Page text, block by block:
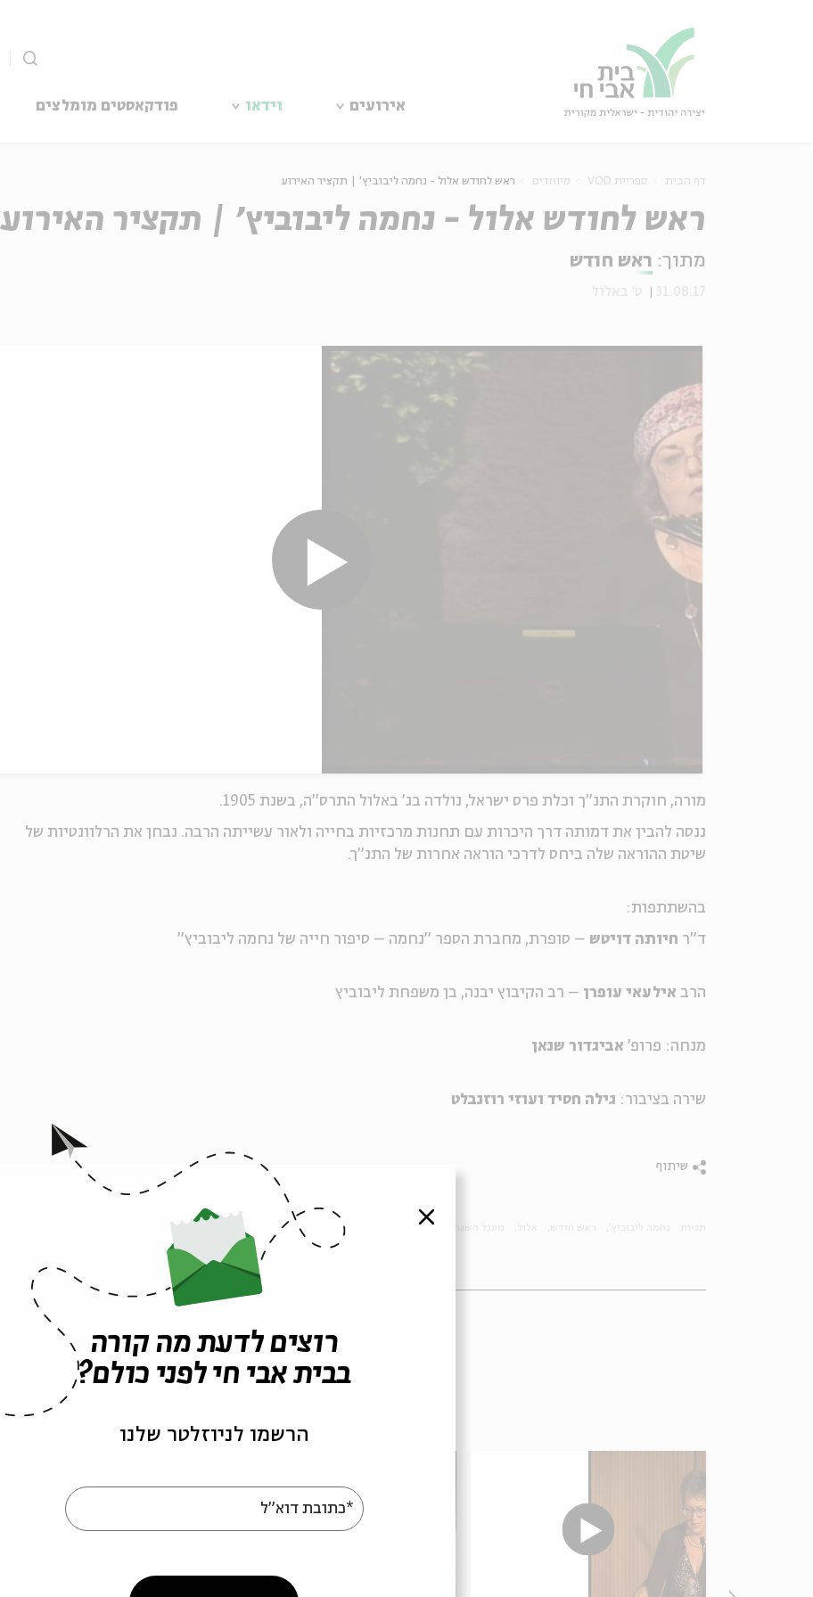
אירועים וידאו פודקאסטים מומלצים
דף הבית ספריית VOD מיוחדים ראש לחודש אלול - נחמה ליבוביץ' | תקציר האירוע
ראש לחודש אלול - נחמה ליבוביץ' | תקציר האירוע
מתוך: ראש חודש
מורה, חוקרת התנ"ך וכלת פרס ישראל, נולדה בג' באלול התרס"ה, בשנת 1905.
ננסה להבין את דמותה דרך היכרות עם תחנות מרכזיות בחייה ולאור עשייתה הרבה. נבחן את הרלוונטיות של
שיטת ההוראה שלה ביחס לדרכי הוראה אחרות של התנ"ך.
בהשתתפות:
ד"ר חיותה דויטש – סופרת, מחברת הספר "נחמה – סיפור חייה של נחמה ליבוביץ"
הרב אילעאי עופרן – רב הקיבוץ יבנה, בן משפחת ליבוביץ
מנחה: פרופ' אביגדור שנאן
שירה בציבור: גילה חסיד ועוזי רוזנבלט
שיתוף
פרקים נוספים בסדרה
סגור
רוצים לדעת מה קורה
בבית אבי חי לפני כולם?
הרשמו לניוזלטר שלנו
*כתובת דוא"ל